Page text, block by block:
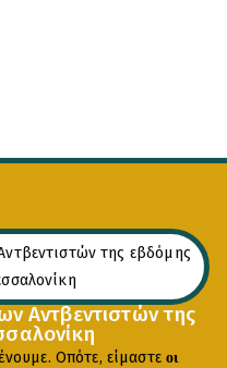
Αντβεντιστών της
Οπότε, είμαστεοι